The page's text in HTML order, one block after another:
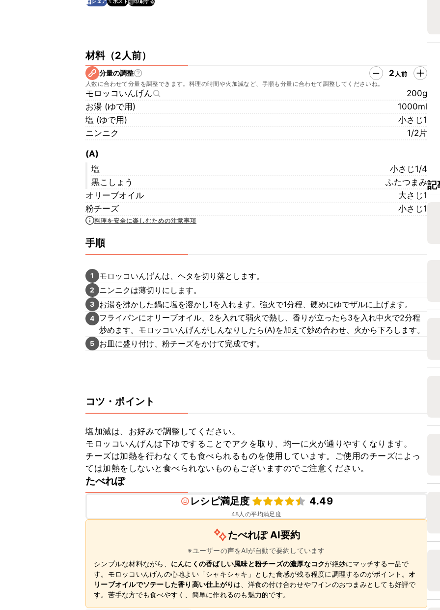
シェア ポスト
材料（2人前）
分量の調整 2 人前
人数に合わせて分量を調整できます。料理の時間や火加減など、手順も分量に合わせて調整してくださいね。
モロッコいんげん
200g
お湯 (ゆで用)
1000ml
塩 (ゆで用)
小さじ1
ニンニク
1/2片
(A)
塩
小さじ1/4
黒こしょう
ふたつまみ
オリーブオイル
大さじ1
粉チーズ
小さじ1
料理を安全に楽しむための注意事項
手順
1 モロッコいんげんは、ヘタを切り落とします。
2 ニンニクは薄切りにします。
3 お湯を沸かした鍋に塩を溶かし1を入れます。強火で1分程、硬めにゆでザルに上げます。
4
フライパンにオリーブオイル、2を入れて弱火で熱し、香りが立ったら3を入れ中火で2分程
炒めます。モロッコいんげんがしんなりしたら(A)を加えて炒め合わせ、火から下ろします。
5 お皿に盛り付け、粉チーズをかけて完成です。
コツ・ポイント
塩加減は、お好みで調整してください。
モロッコいんげんは下ゆですることでアクを取り、均一に火が通りやすくなります。
チーズは加熱を行わなくても食べられるものを使用しています。ご使用のチーズによっ
ては加熱をしないと食べられないものもございますのでご注意ください。
たべれぽ
レシピ満足度
4.49
48人の平均満足度
たべれぽ AI要約
※ユーザーの声をAIが自動で要約しています
シンプルな材料ながら、 にんにくの香ばしい風味と粉チーズの濃厚なコクが絶妙にマッチする一品で
す。モロッコいんげんの心地よい「シャキシャキ」とした食感が残る程度に調理するのがポイント。オ
リーブオイルでソテーした香り高い仕上がり は、洋食の付け合わせやワインのおつまみとしても好評で
す。苦手な方でも食べやすく、簡単に作れるのも魅力的です。
記